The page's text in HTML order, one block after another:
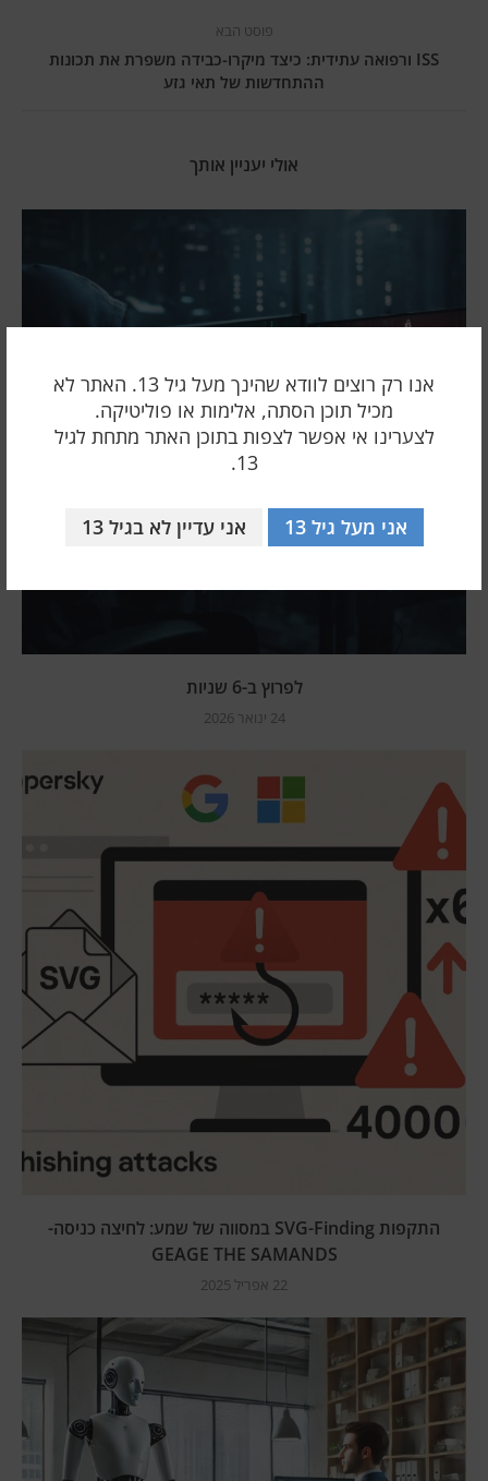
אנו רק רוצים לוודא שהינך מעל גיל 13. האתר לא
מכיל תוכן הסתה, אלימות או פוליטיקה.
לצערינו אי אפשר לצפות בתוכן האתר מתחת לגיל
13.
אני מעל גיל 13 אני עדיין לא בגיל 13
פוסט הבא
ISS ורפואה עתידית: כיצד מיקרו-כבידה משפרת את תכונות
ההתחדשות של תאי גזע
אולי יעניין אותך
לפרוץ ב-6 שניות
24 ינואר 2026
התקפות SVG-Finding במסווה של שמע: לחיצה כניסה-
GEAGE THE SAMANDS
22 אפריל 2025